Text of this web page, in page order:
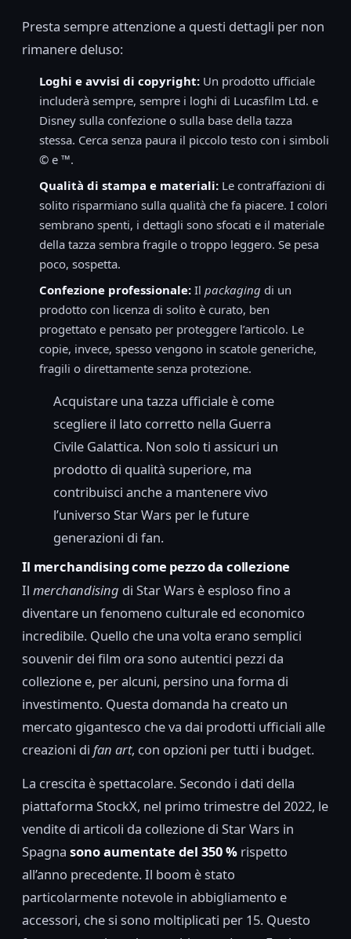
Presta sempre attenzione a questi dettagli per non
rimanere deluso:
Loghi e avvisi di copyright: Un prodotto ufficiale
includerà sempre, sempre i loghi di Lucasfilm Ltd. e
Disney sulla confezione o sulla base della tazza
stessa. Cerca senza paura il piccolo testo con i simboli
© e ™.
Qualità di stampa e materiali: Le contraffazioni di
solito risparmiano sulla qualità che fa piacere. I colori
sembrano spenti, i dettagli sono sfocati e il materiale
della tazza sembra fragile o troppo leggero. Se pesa
poco, sospetta.
Confezione professionale: Il packaging di un
prodotto con licenza di solito è curato, ben
progettato e pensato per proteggere l’articolo. Le
copie, invece, spesso vengono in scatole generiche,
fragili o direttamente senza protezione.
Acquistare una tazza ufficiale è come
scegliere il lato corretto nella Guerra
Civile Galattica. Non solo ti assicuri un
prodotto di qualità superiore, ma
contribuisci anche a mantenere vivo
l’universo Star Wars per le future
generazioni di fan.
Il merchandising come pezzo da collezione
Il merchandising di Star Wars è esploso fino a
diventare un fenomeno culturale ed economico
incredibile. Quello che una volta erano semplici
souvenir dei film ora sono autentici pezzi da
collezione e, per alcuni, persino una forma di
investimento. Questa domanda ha creato un
mercato gigantesco che va dai prodotti ufficiali alle
creazioni di fan art, con opzioni per tutti i budget.
La crescita è spettacolare. Secondo i dati della
piattaforma StockX, nel primo trimestre del 2022, le
vendite di articoli da collezione di Star Wars in
Spagna sono aumentate del 350 % rispetto
all’anno precedente. Il boom è stato
particolarmente notevole in abbigliamento e
accessori, che si sono moltiplicati per 15. Questo